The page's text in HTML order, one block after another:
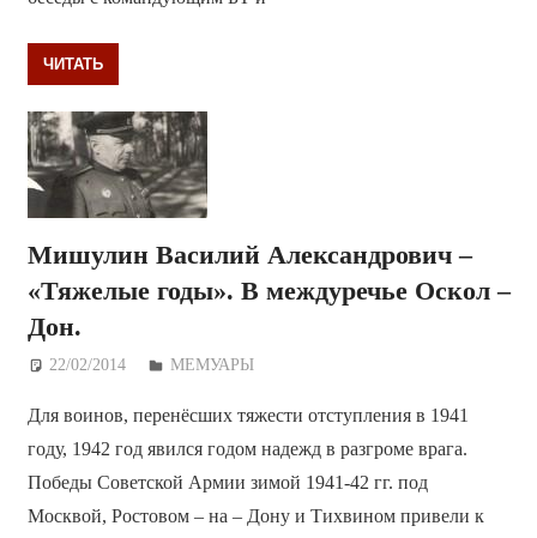
ЧИТАТЬ
Мишулин Василий Александрович –
«Тяжелые годы». В междуречье Оскол –
Дон.
22/02/2014 Дежурный по Редакции
МЕМУАРЫ
Для воинов, перенёсших тяжести отступления в 1941
году, 1942 год явился годом надежд в разгроме врага.
Победы Советской Армии зимой 1941-42 гг. под
Москвой, Ростовом – на – Дону и Тихвином привели к